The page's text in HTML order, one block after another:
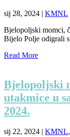
sij 28, 2024 | KMNL
Bjelopoljski momci,
Bijelo Polje odigrali
Read More
Bjelopoljski
utakmice u
2024.
sij 22, 2024 | KMNL,